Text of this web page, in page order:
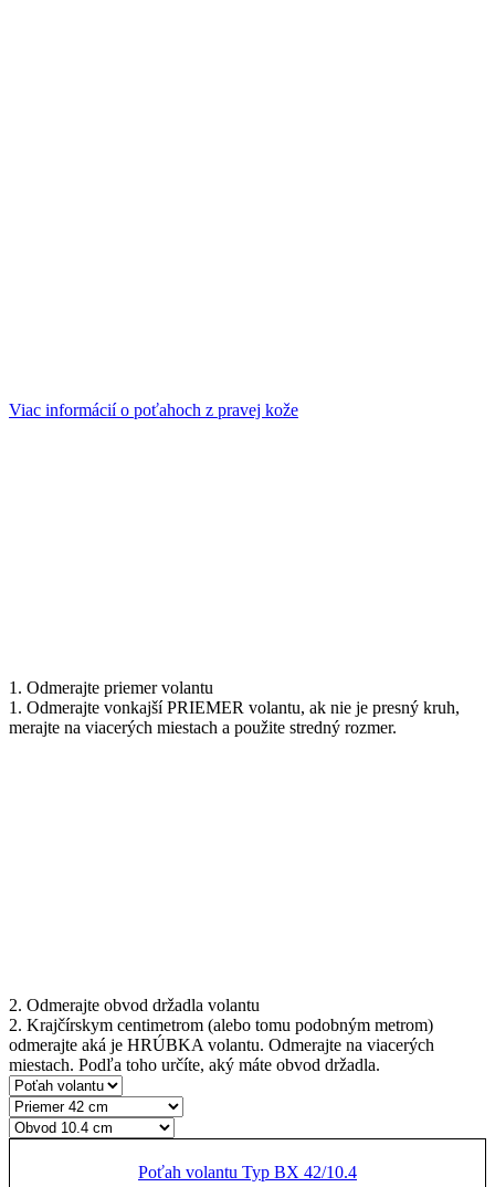
Viac informácií o poťahoch z pravej kože
1. Odmerajte priemer volantu
1. Odmerajte vonkajší PRIEMER volantu, ak nie je presný kruh,
merajte na viacerých miestach a použite stredný rozmer.
2. Odmerajte obvod držadla volantu
2. Krajčírskym centimetrom (alebo tomu podobným metrom)
odmerajte aká je HRÚBKA volantu. Odmerajte na viacerých
miestach. Podľa toho určíte, aký máte obvod držadla.
Poťah volantu Typ BX 42/10.4